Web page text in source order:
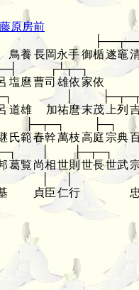
藤原房前
鳥養 長岡永手御楯遂竈
┌┴┬─┐
塩麿曹司 雄依家依
道雄 加祐麿末茂 上列
├─┬─┐ ├─┐
氏範春幹萬枝高庭 宗典
├─┬─┐
葛覧 尚相世則 世長世武
│
貞臣仁行